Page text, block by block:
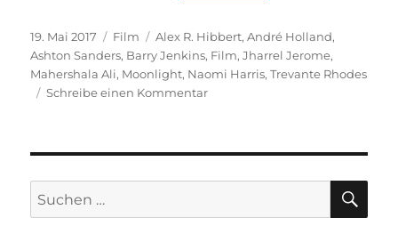
Veröffentlicht
am
19. Mai 2017 Kategorien
Film Schlagwörter
Alex R. Hibbert,André Holland,
Ashton Sanders, Barry Jenkins, Film,Jharrel Jerome,
Mahershala Ali, Moonlight, Naomi Harris,Trevante Rhodes
Schreibe einen Kommentarzu
Suchen
nach: